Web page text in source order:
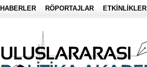
HABERLER RÖPORTAJLAR ETKİNLİKLER